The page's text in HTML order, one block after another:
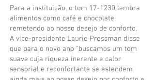
Para a instituição, o tom 17-1230 lembra
alimentos como café e chocolate,
remetendo ao nosso desejo de conforto.
A vice-presidente Laurie Pressman disse
que para o novo ano "buscamos um tom
suave cuja riqueza inerente e calor
sensorial e reconfortante se estendem